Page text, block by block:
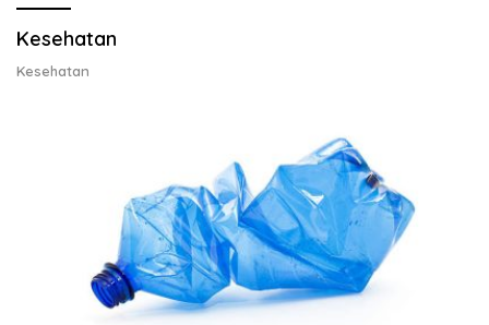
Kesehatan
Kesehatan